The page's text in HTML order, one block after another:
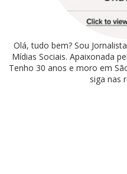
Olá, tudo bem? Sou
Mídias Sociais. Apaixonada
Tenho 30 anos e moro em
siga nas